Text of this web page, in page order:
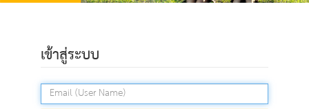
เข้าสู่ระบบ